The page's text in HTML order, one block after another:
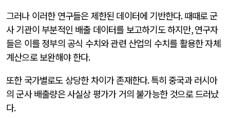
그러나 이러한 연구들은 제한된 데이터에 기반한다.때때로 군
사 기관이 부분적인 배출 데이터를 보고하기도 하지만,연구자
들은 이를 정부의 공식 수치와 관련 산업의 수치를 활용한 자체
계산으로 보완해야 한다.
또한 국가별로도 상당한 차이가 존재한다.특히 중국과 러시아
의 군사 배출량은 사실상 평가가 거의 불가능한 것으로 드러났
다.